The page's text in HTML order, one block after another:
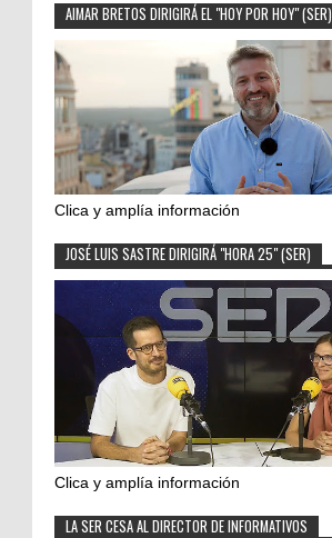
AIMAR BRETOS DIRIGIRÁ EL "HOY POR HOY" (SER)
Clica y amplía información
JOSÉ LUIS SASTRE DIRIGIRÁ "HORA 25" (SER)
Clica y amplía información
LA SER CESA AL DIRECTOR DE INFORMATIVOS